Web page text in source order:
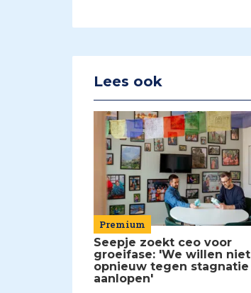
Lees ook
Premium
Seepje zoekt ceo voor
groeifase: 'We willen niet
opnieuw tegen stagnatie
aanlopen'